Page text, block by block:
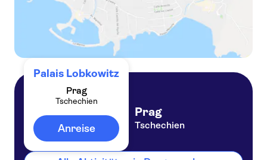
Palais Lobkowitz
Prag
Tschechien
Anreise
Prag
Tschechien